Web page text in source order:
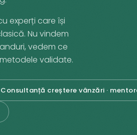
experți care își
Nu vindem
vedem ce
validate.
Consultanță creștere vânzări ·